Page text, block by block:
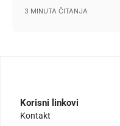
3 MINUTA ČITANJA
Korisni linkovi
Kontakt